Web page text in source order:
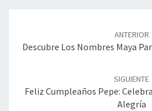
entradas
ANTERIOR
Descubre Los Nombres Maya
SIGUIENTE
Feliz Cumpleaños Pepe:
Alegría